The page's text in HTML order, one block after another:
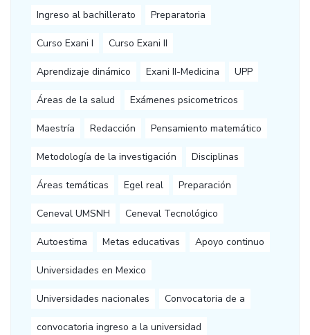
Ingreso al bachillerato Preparatoria
Curso Exani I Curso Exani II
Aprendizaje dinámico Exani II-Medicina UPP
Áreas de la salud Exámenes psicometricos
Maestría Redacción Pensamiento matemático
Metodología de la investigación Disciplinas
Áreas temáticas Egel real Preparación
Ceneval UMSNH Ceneval Tecnológico
Autoestima Metas educativas Apoyo continuo
Universidades en Mexico
Universidades nacionales Convocatoria de a
convocatoria ingreso a la universidad